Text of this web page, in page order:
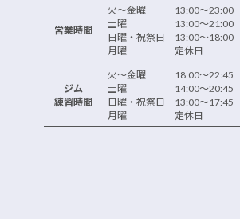
営業時間
火～金曜 13:00～23:00
土曜 13:00～21:00
日曜・祝祭日 13:00～18:00
月曜 定休日
ジム
練習時間
火～金曜 18:00～22:45
土曜 14:00～20:45
日曜・祝祭日 13:00～17:45
月曜 定休日